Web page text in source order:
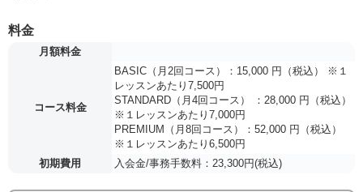
料金
月額料金
コース料金
BASIC（月2回コース）：15,000 円（税込） ※１
レッスンあたり7,500円
STANDARD（月4回コース） ：28,000 円（税込）
※１レッスンあたり7,000円
PREMIUM（月8回コース）：52,000 円（税込）
※１レッスンあたり6,500円
初期費用
入会金/事務手数料：23,300円(税込)